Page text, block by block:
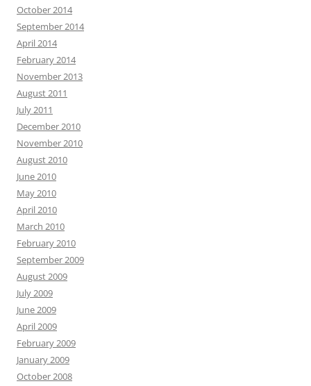
October 2014
September 2014
April 2014
February 2014
November 2013
August 2011
July 2011
December 2010
November 2010
August 2010
June 2010
May 2010
April 2010
March 2010
February 2010
September 2009
August 2009
July 2009
June 2009
April 2009
February 2009
January 2009
October 2008